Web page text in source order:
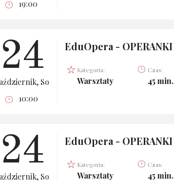
19:00
24
So
10:00
EduOpera - OPERANKI
Kategoria:
Warsztaty
Czas:
45 min.
24
So
EduOpera - OPERANKI
Kategoria:
Warsztaty
Czas:
45 min.